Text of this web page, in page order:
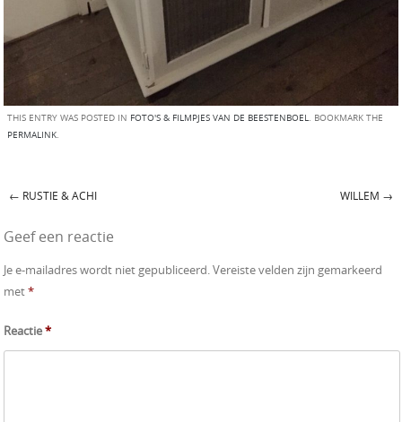
THIS ENTRY WAS POSTED IN FOTO'S & FILMPJES VAN DE BEESTENBOEL. BOOKMARK THE
PERMALINK.
Post navigation
← RUSTIE & ACHI WILLEM →
Geef een reactie
Je e-mailadres wordt niet gepubliceerd.Vereiste velden zijn gemarkeerd
met*
Reactie*